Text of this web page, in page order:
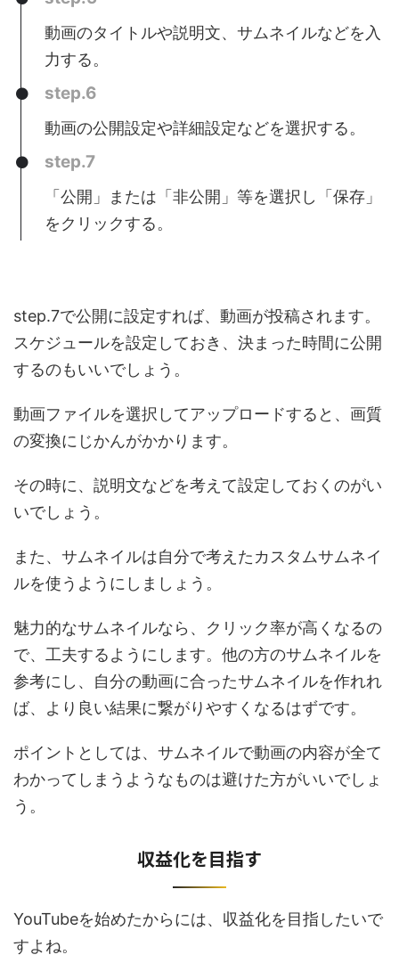
動画のタイトルや説明文、サムネイルなどを入
力する。
step.6
動画の公開設定や詳細設定などを選択する。
step.7
「公開」または「非公開」等を選択し「保存」
をクリックする。
step.7で公開に設定すれば、動画が投稿されます。
スケジュールを設定しておき、決まった時間に公開
するのもいいでしょう。
動画ファイルを選択してアップロードすると、画質
の変換にじかんがかかります。
その時に、説明文などを考えて設定しておくのがい
いでしょう。
また、サムネイルは自分で考えたカスタムサムネイ
ルを使うようにしましょう。
魅力的なサムネイルなら、クリック率が高くなるの
で、工夫するようにします。他の方のサムネイルを
参考にし、自分の動画に合ったサムネイルを作れれ
ば、より良い結果に繋がりやすくなるはずです。
ポイントとしては、サムネイルで動画の内容が全て
わかってしまうようなものは避けた方がいいでしょ
う。
収益化を目指す
YouTubeを始めたからには、収益化を目指したいで
すよね。